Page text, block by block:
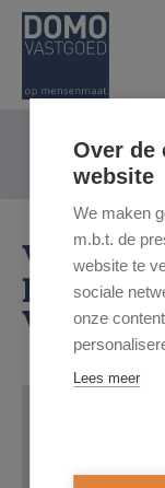
Over de
website
We maken
m.b.t. de
website te
sociale
onze
Lees meer